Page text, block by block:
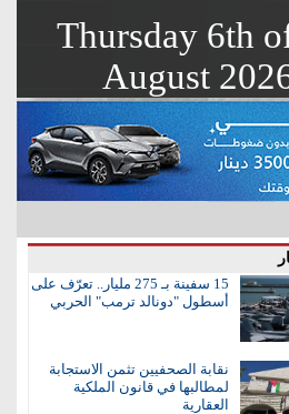
Thursday 6th
August
15 سفينة بـ 275 مليار.. تعرّف على
أسطول "دونالد ترمب" الحربي
نقابة الصحفيين تثمن الاستجابة
لمطالبها في قانون الملكية
العقارية